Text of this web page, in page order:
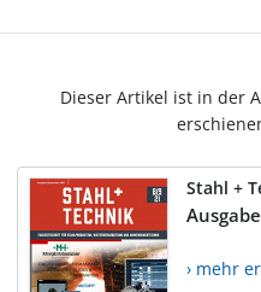
Dieser Artikel ist in der
Stahl +
› mehr